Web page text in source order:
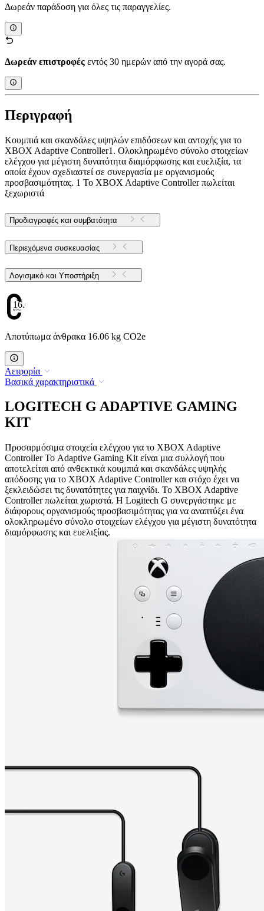
Δωρεάν παράδοση για όλες τις παραγγελίες.
Δωρεάν επιστροφές εντός 30 ημερών από την αγορά σας.
Περιγραφή
Κουμπιά και σκανδάλες υψηλών επιδόσεων και αντοχής για το
XBOX Adaptive Controller1. Ολοκληρωμένο σύνολο στοιχείων
ελέγχου για μέγιστη δυνατότητα διαμόρφωσης και ευελιξία, τα
οποία έχουν σχεδιαστεί σε συνεργασία με οργανισμούς
προσβασιμότητας. 1 Το XBOX Adaptive Controller πωλείται
ξεχωριστά
Προδιαγραφές και συμβατότητα
Περιεχόμενα συσκευασίας
Λογισμικό και Υποστήριξη
16.06
Αποτύπωμα άνθρακα 16.06 kg CO2e
Αειφορία
Βασικά χαρακτηριστικά
LOGITECH G ADAPTIVE GAMING
KIT
Προσαρμόσιμα στοιχεία ελέγχου για το XBOX Adaptive
Controller Το Adaptive Gaming Kit είναι μια συλλογή που
αποτελείται από ανθεκτικά κουμπιά και σκανδάλες υψηλής
απόδοσης για το XBOX Adaptive Controller και στόχο έχει να
ξεκλειδώσει τις δυνατότητες για παιχνίδι. Το XBOX Adaptive
Controller πωλείται χωριστά. Η Logitech G συνεργάστηκε με
διάφορους οργανισμούς προσβασιμότητας για να αναπτύξει ένα
ολοκληρωμένο σύνολο στοιχείων ελέγχου για μέγιστη δυνατότητα
διαμόρφωσης και ευελιξίας.